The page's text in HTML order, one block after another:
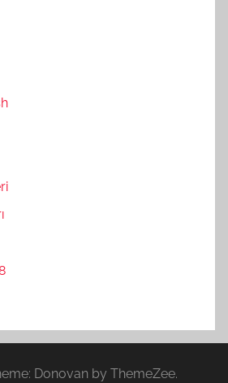
Donovan by ThemeZee.